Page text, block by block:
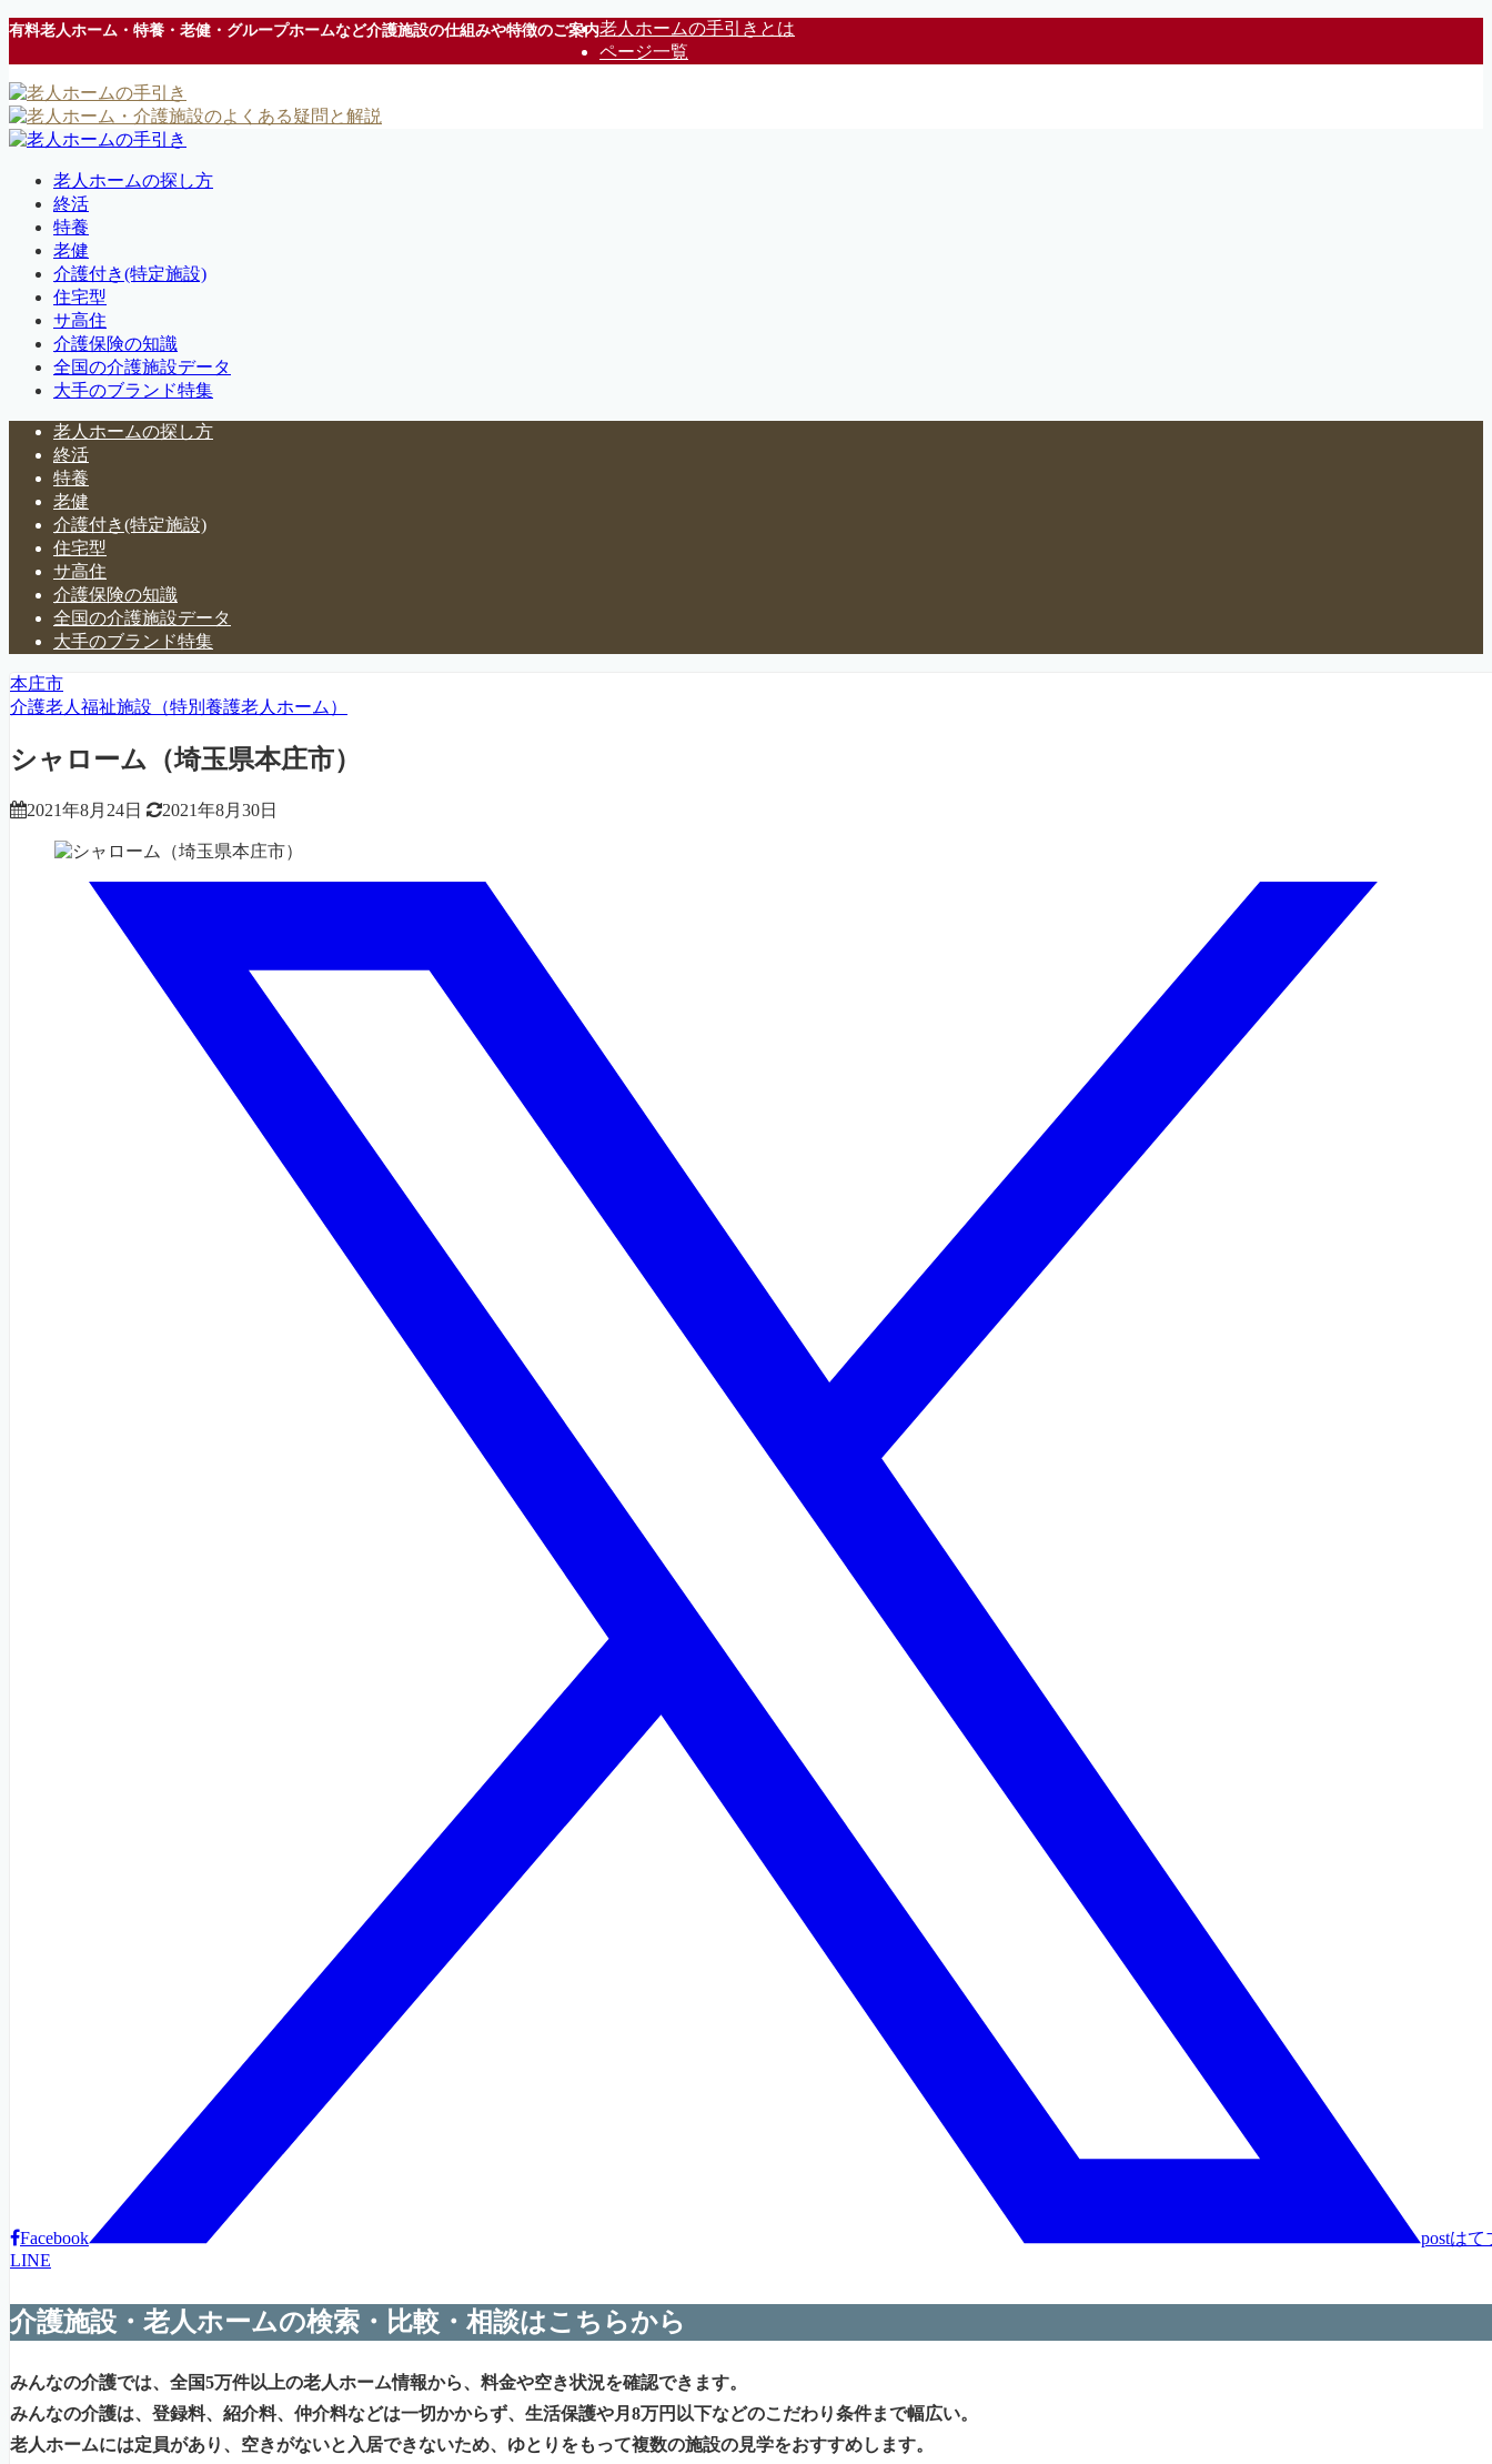
有料老人ホーム・特養・老健・グループホームなど介護施設の仕組みや特徴のご案内老人ホームの手引きとは
ページ一覧
老人ホームの探し方
終活
特養
老健
介護付き(特定施設)
住宅型
サ高住
介護保険の知識
全国の介護施設データ
大手のブランド特集
老人ホームの探し方
終活
特養
老健
介護付き(特定施設)
住宅型
サ高住
介護保険の知識
全国の介護施設データ
大手のブランド特集
本庄市
介護老人福祉施設（特別養護老人ホーム）
シャローム（埼玉県本庄市）
2021年8月24日 2021年8月30日
Facebook postはて
LINE
介護施設・老人ホームの検索・比較・相談はこちらから
みんなの介護では、全国5万件以上の老人ホーム情報から、料金や空き状況を確認できます。
みんなの介護は、登録料、紹介料、仲介料などは一切かからず、生活保護や月8万円以下などのこだわり条件まで幅広い。
老人ホームには定員があり、空きがないと入居できないため、ゆとりをもって複数の施設の見学をおすすめします。